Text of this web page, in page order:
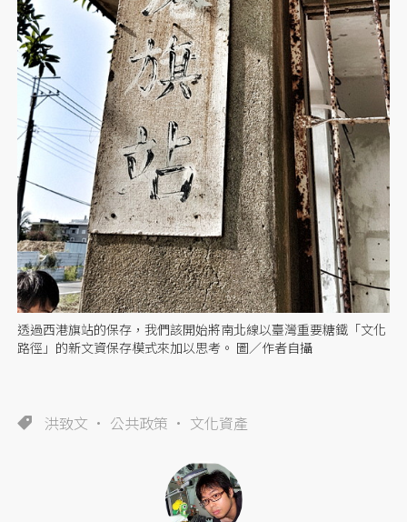
透過西港旗站的保存，我們該開始將南北線以臺灣重要糖鐵「文化
路徑」的新文資保存模式來加以思考。 圖／作者自攝
洪致文 公共政策 文化資產